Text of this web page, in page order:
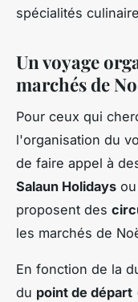
spécialités
Un voyage
marchés de
Pour ceux qui
l'organisation du
de faire appel à
Salaun Holidays ou
proposent des
les marchés de
En fonction de la
du point de départ